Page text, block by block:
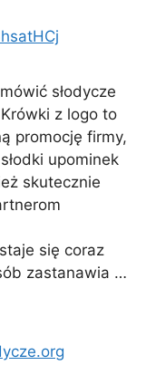
słodycze
z logo to
promocję firmy,
upominek
skutecznie
się coraz
zastanawia …